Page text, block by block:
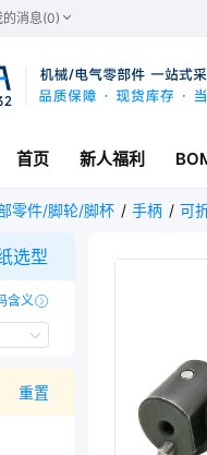
的消息(0)
首页 新人福利
零件/脚轮/脚杯 手柄 可
选型
含义
重置